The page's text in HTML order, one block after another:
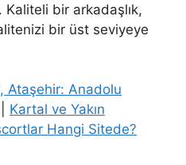
Kaliteli bir arkadaşlık,
bir üst seviyeye
Ataşehir: Anadolu
Kartal ve Yakın
Hangi Sitede?